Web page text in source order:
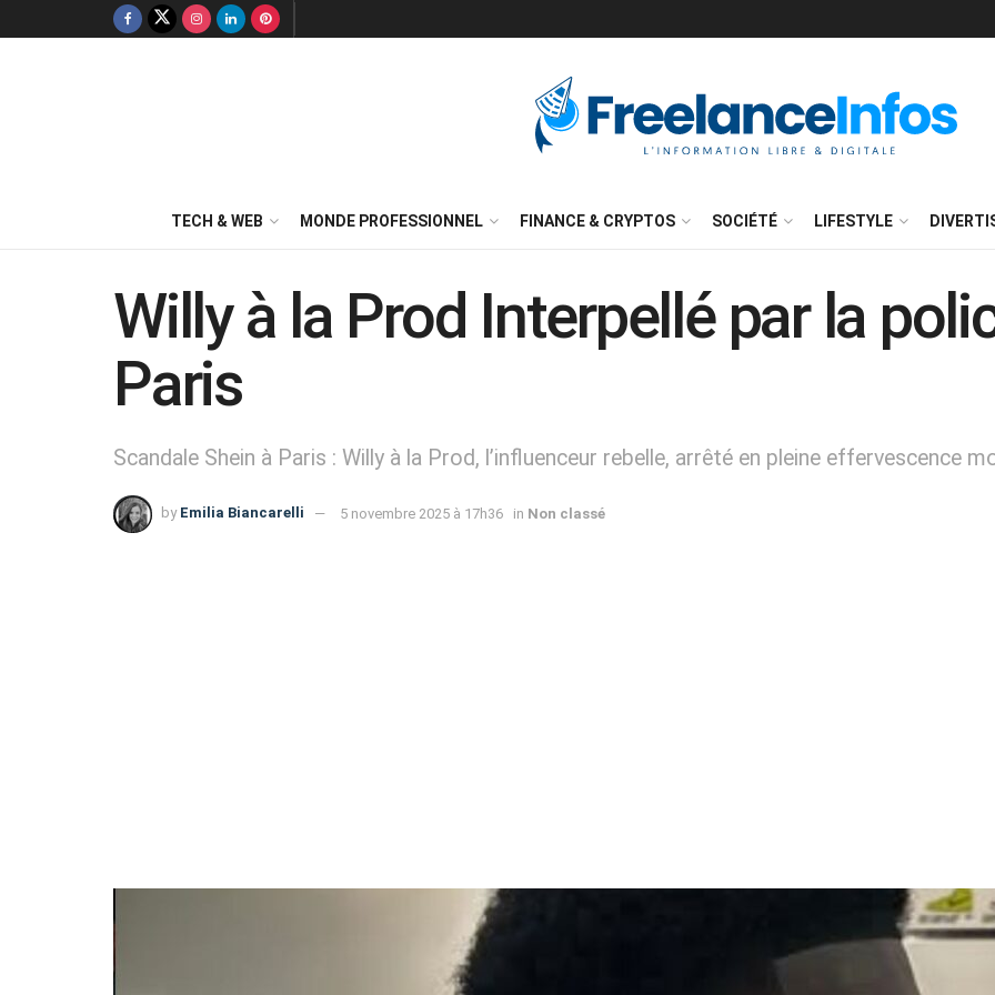
TECH & WEB MONDE PROFESSIONNEL FINANCE & CRYPTOS SOCIÉTÉ LIFESTYLE
Willy à la Prod Interpellé par la
Paris
Scandale Shein à Paris : Willy à la Prod, l’influenceur rebelle, arrêté en pleine effervescence
by Emilia Biancarelli 5 novembre 2025 à 17h36 in Non classé